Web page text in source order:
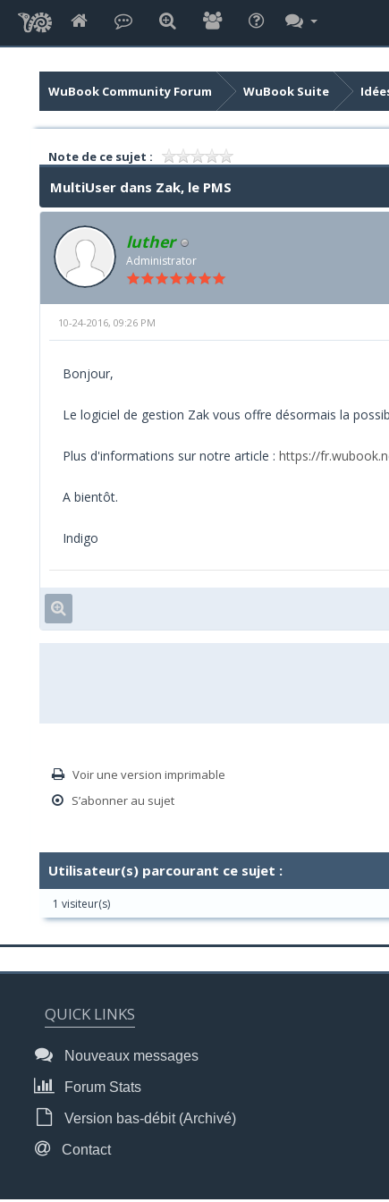
WuBook Community Forum WuBook Suite
Note de ce sujet :
MultiUser dans Zak, le PMS
luther
Administrator
10-24-2016, 09:26 PM
Bonjour,
Le logiciel de gestion Zak vous offre désormais la
Plus d'informations sur notre article : https://
A bientôt.
Indigo
Voir une version imprimable
S’abonner au sujet
Utilisateur(s) parcourant ce sujet :
1 visiteur(s)
QUICK LINKS
Nouveaux messages
Forum Stats
Version bas-débit (Archivé)
Contact